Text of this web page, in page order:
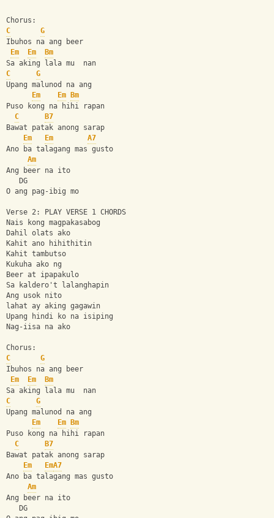
Chorus:
C
G
Ibuhos na ang beer
Em
Em
Bm
Sa aking lala mu  nan
C
G
Upang malunod na ang
Em
Em
Bm
Puso kong na hihi rapan
C
B7
Bawat patak anong sarap
Em
Em
A7
Ano ba talagang mas gusto
Am
Ang beer na ito
   DG
O ang pag-ibig mo
Verse 2: PLAY VERSE 1 CHORDS
Nais kong magpakasabog
Dahil olats ako
Kahit ano hihithitin
Kahit tambutso
Kukuha ako ng
Beer at ipapakulo
Sa kaldero't lalanghapin
Ang usok nito
lahat ay aking gagawin
Upang hindi ko na isiping
Nag-iisa na ako
Chorus:
C
G
Ibuhos na ang beer
Em
Em
Bm
Sa aking lala mu  nan
C
G
Upang malunod na ang
Em
Em
Bm
Puso kong na hihi rapan
C
B7
Bawat patak anong sarap
Em
EmA7
Ano ba talagang mas gusto
Am
Ang beer na ito
   DG